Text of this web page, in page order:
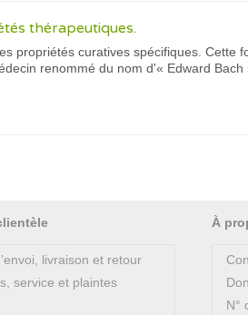
thérapeutiques.
propriétés curatives spécifiques. Cette
renommé du nom d'« Edward
livraison et retour
service et plaintes
À
N°